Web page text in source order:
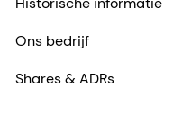
Ons bedrijf
Shares & ADRs